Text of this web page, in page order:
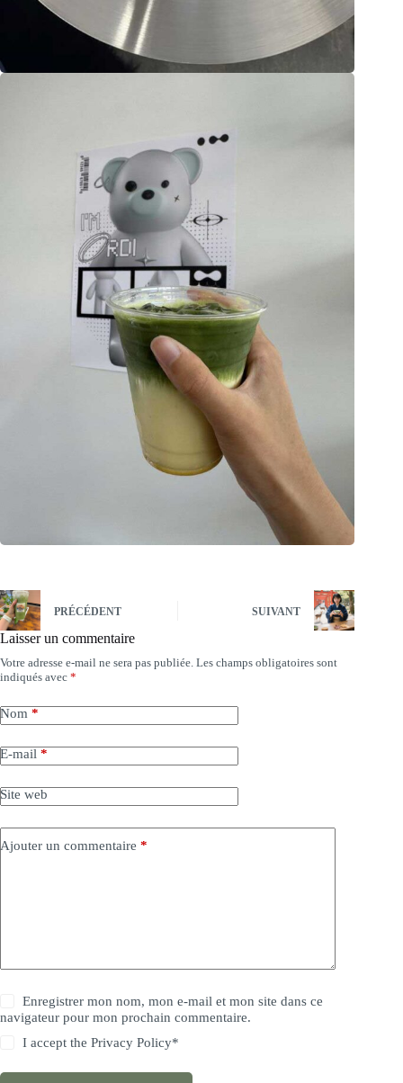
PRÉCÉDENT SUIVANT
Laisser un commentaire
Votre adresse e-mail ne sera pas publiée. Les champs obligatoires sont
indiqués avec *
Nom *
E-mail *
Site web
Ajouter un commentaire *
Enregistrer mon nom, mon e-mail et mon site dans ce
navigateur pour mon prochain commentaire.
I accept thePrivacy Policy*